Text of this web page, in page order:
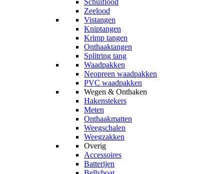
Schuiflood
Zeelood
Vistangen
Kniptangen
Krimp tangen
Onthaaktangen
Splitring tang
Waadpakken
Neopreen waadpakken
PVC waadpakken
Wegen & Onthaken
Hakenstekers
Meten
Onthaakmatten
Weegschalen
Weegzakken
Overig
Accessoires
Batterijen